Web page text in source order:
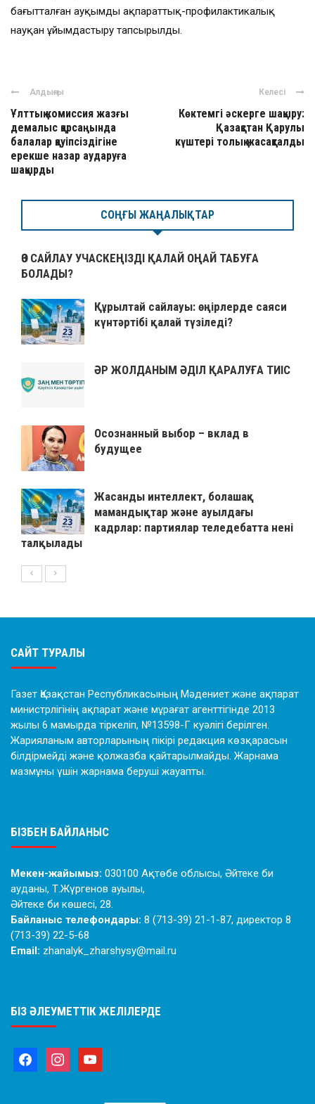
бағытталған ауқымды ақпараттық-профилактикалық
науқан ұйымдастыру тапсырылды.
Алдыңғы
Ұлттық комиссия жазғы
демалыс қарсаңында
балалар қауіпсіздігіне
ерекше назар аударуға
шақырды
Келесі
Көктемгі әскерге шақыру:
Қазақстан Қарулы
күштері толық жасақталды
СОҢҒЫ ЖАҢАЛЫҚТАР
ӨЗ САЙЛАУ УЧАСКЕҢІЗДІ ҚАЛАЙ ОҢАЙ ТАБУҒА
БОЛАДЫ?
Құрылтай сайлауы: өңірлерде саяси
күнтәртібі қалай түзіледі?
ӘР ЖОЛДАНЫМ ӘДІЛ ҚАРАЛУҒА ТИІС
Осознанный выбор – вклад в
будущее
Жасанды интеллект, болашақ
мамандықтар және ауылдағы
кадрлар: партиялар теледебатта нені
талқылады
САЙТ ТУРАЛЫ
Газет Қазақстан Республикасының Мәдениет және ақпарат
министрлігінің ақпарат және мұрағат агенттігінде 2013
жылы 6 мамырда тіркеліп, №13598-Г куәлігі берілген.
Жарияланым авторларының пікірі редакция көзқарасын
білдірмейді және қолжазба қайтарылмайды. Жарнама
мазмұны үшін жарнама беруші жауапты.
БІЗБЕН БАЙЛАНЫС
Мекен-жайымыз: 030100 Ақтөбе облысы, Әйтеке би
ауданы, Т.Жүргенов ауылы,
Әйтеке би көшесі, 28.
Байланыс телефондары: 8 (713-39) 21-1-87, директор 8
(713-39) 22-5-68
Email: zhanalyk_zharshysy@mail.ru
БІЗ ӘЛЕУМЕТТІК ЖЕЛІЛЕРДЕ